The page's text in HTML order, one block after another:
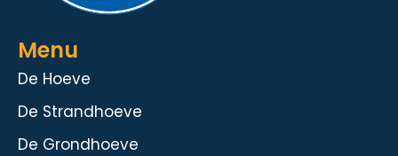
Menu
De Hoeve
De Strandhoeve
De Grondhoeve